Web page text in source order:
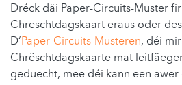
Dréck däi Paper-Circuits-Muster
Chrëschtdagskaart eraus oder
D‘Paper-Circuits-Musteren, déi
Chrëschtdagskaarte mat
geduecht, mee déi kann een